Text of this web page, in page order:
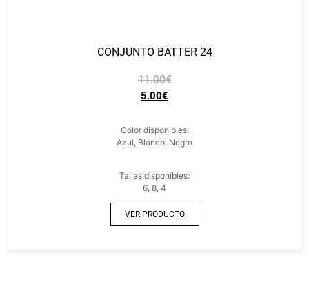
CONJUNTO BATTER 24
11.00€
5.00€
Color disponibles:
Azul, Blanco, Negro
Tallas disponibles:
6, 8, 4
VER PRODUCTO